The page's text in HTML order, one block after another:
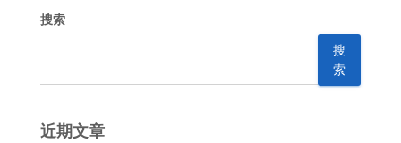
搜索
搜
索
近期文章